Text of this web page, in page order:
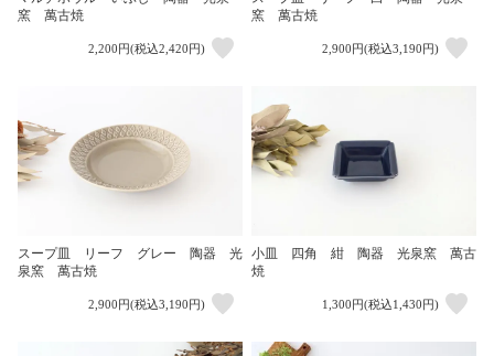
窯 萬古焼
2,200円(税込2,420円)
窯 萬古焼
2,900円(税込3,190円)
スープ皿 リーフ グレー 陶器 光
泉窯 萬古焼
2,900円(税込3,190円)
小皿 四角 紺 陶器 光泉窯 萬古
焼
1,300円(税込1,430円)